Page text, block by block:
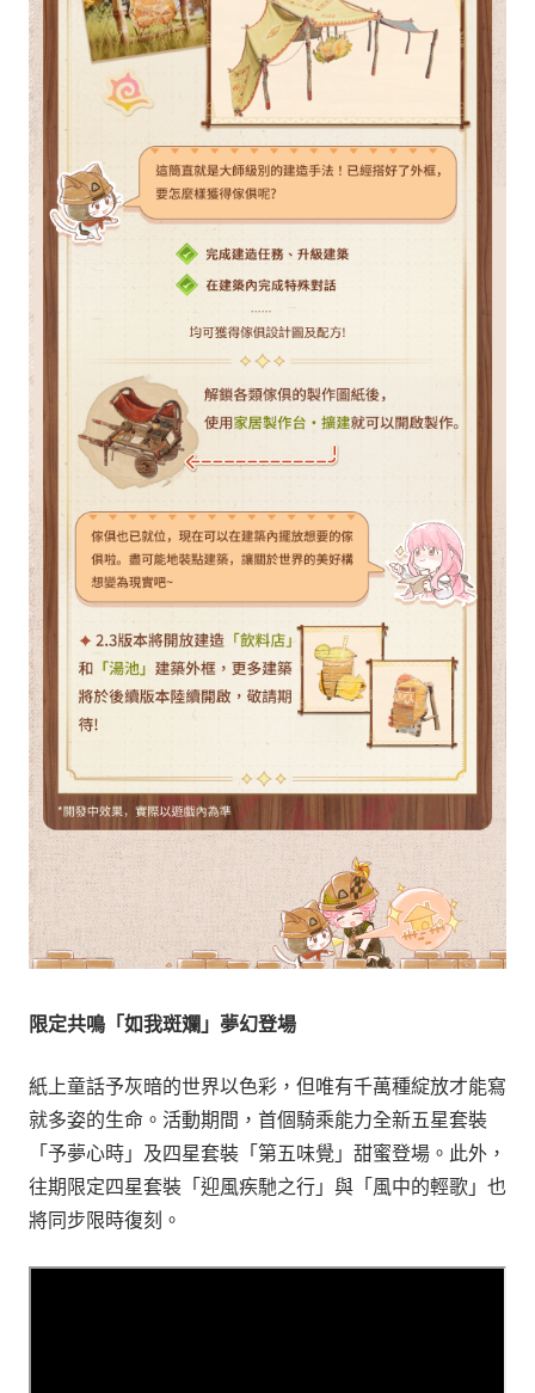
限定共鳴「如我斑斕」夢幻登場
紙上童話予灰暗的世界以色彩，但唯有千萬種綻放才能寫
就多姿的生命。活動期間，首個騎乘能力全新五星套裝
「予夢心時」及四星套裝「第五味覺」甜蜜登場。此外，
往期限定四星套裝「迎風疾馳之行」與「風中的輕歌」也
將同步限時復刻。